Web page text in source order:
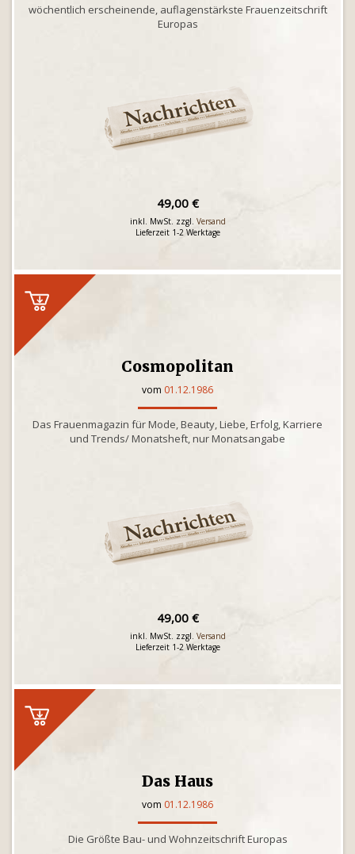
wöchentlich erscheinende, auflagenstärkste Frauenzeitschrift
Europas
49,00 €
inkl. MwSt. zzgl. Versand
Lieferzeit 1-2 Werktage
Cosmopolitan
vom 01.12.1986
Das Frauenmagazin für Mode, Beauty, Liebe, Erfolg, Karriere
und Trends/ Monatsheft, nur Monatsangabe
49,00 €
inkl. MwSt. zzgl. Versand
Lieferzeit 1-2 Werktage
Das Haus
vom 01.12.1986
Die Größte Bau- und Wohnzeitschrift Europas